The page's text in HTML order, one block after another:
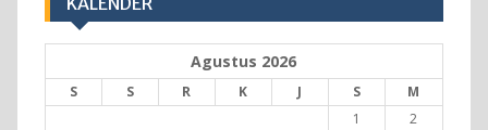
Agustus 2026
S S R K J S
M
1
2